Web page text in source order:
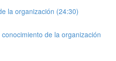
la organización (24:30)
de la organización